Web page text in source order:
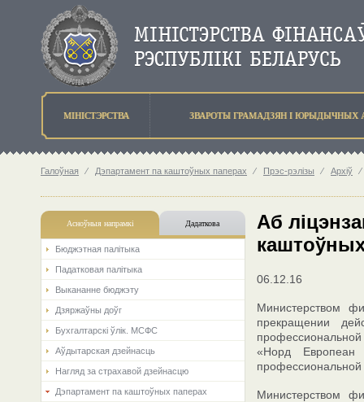
МIНIСТЭРСТВА ЗВАРОТЫ ГРАМАДЗЯН I ЮРЫДЫЧНЫХ
Галоўная ⁄ Дэпартамент па каштоўных паперах ⁄ Прэс-рэлізы ⁄ Архіў ⁄
Асноўныя напрамкi Дадаткова
Бюджэтная палiтыка
Падатковая палітыка
Выкананне бюджэту
Дзяржаўны доўг
Бухгалтарскі ўлік. МСФС
Аўдытарская дзейнасць
Нагляд за страхавой дзейнасцю
Дэпартамент па каштоўных паперах
Аб
06.12.16
Министерством
прекращении
«Норд
Министерством